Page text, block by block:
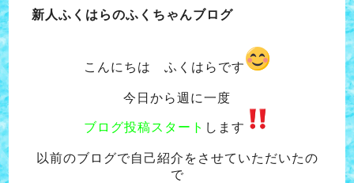
新人ふくはらのふくちゃんブログ
こんにちは ふくはらです
今日から週に一度
ブログ投稿スタート します
以前のブログで自己紹介をさせていただいたの
で